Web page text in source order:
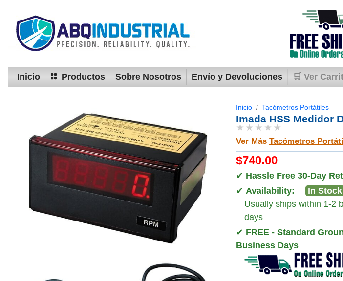
Inicio Productos Sobre Nosotros Envío y Devoluciones 🛒 Ver
Inicio Tacómetros Portátiles
Imada HSS Medidor
★★★★★
Ver Más Tacómetros
$740.00
✔ Hassle Free 30-Day
✔ Availability:
In Stock
Usually ships within 1-2
days
✔ FREE - Standard
Business Days